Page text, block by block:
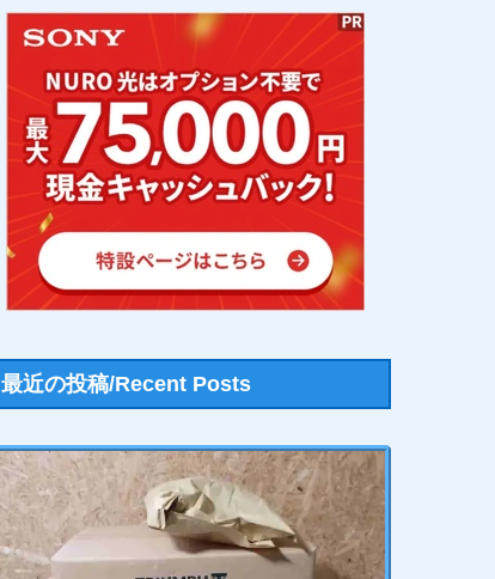
最近の投稿/Recent Posts